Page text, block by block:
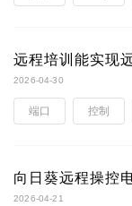
远程培训能实现
2026-04-30
端口 控制
向日葵远程操控
2026-04-21